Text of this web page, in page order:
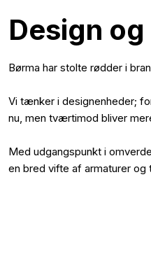
Design
Børma har stolte rødder i
Vi tænker i designenheder;
nu, men tværtimod bliver
Med udgangspunkt i
en bred vifte af armaturer og